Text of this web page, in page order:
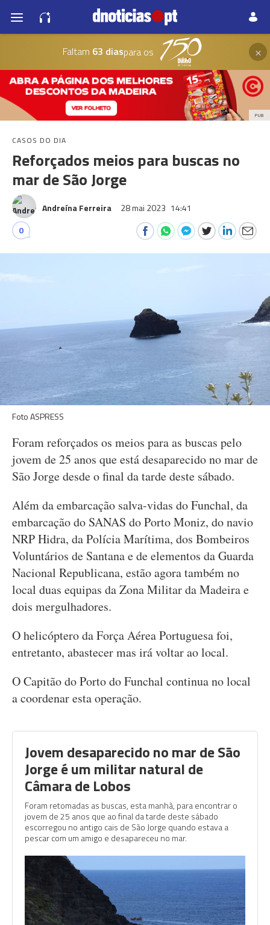
Faltam 63 diaspara os ×
PUB
CASOS DO DIA
Reforçados meios para buscas no
mar de São Jorge
Andreína Ferreira 28 mai 2023 14:41
0
Foto ASPRESS
Foram reforçados os meios para as buscas pelo
jovem de 25 anos que está desaparecido no mar de
São Jorge desde o final da tarde deste sábado.
Além da embarcação salva-vidas do Funchal, da
embarcação do SANAS do Porto Moniz, do navio
NRP Hidra, da Polícia Marítima, dos Bombeiros
Voluntários de Santana e de elementos da Guarda
Nacional Republicana, estão agora também no
local duas equipas da Zona Militar da Madeira e
dois mergulhadores.
O helicóptero da Força Aérea Portuguesa foi,
entretanto, abastecer mas irá voltar ao local.
O Capitão do Porto do Funchal continua no local
a coordenar esta operação.
Jovem desaparecido no mar de São
Jorge é um militar natural de
Câmara de Lobos
Foram retomadas as buscas, esta manhã, para encontrar o
jovem de 25 anos que ao final da tarde deste sábado
escorregou no antigo cais de São Jorge quando estava a
pescar com um amigo e desapareceu no mar.